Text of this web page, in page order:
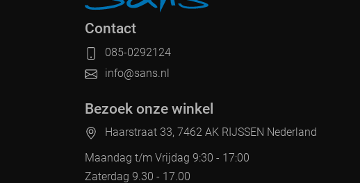
Contact
085-0292124
info@sans.nl
Bezoek onze winkel
Haarstraat 33, 7462 AK RIJSSEN Nederland
Maandag t/m Vrijdag 9:30 - 17:00
Zaterdag 9.30 - 17.00